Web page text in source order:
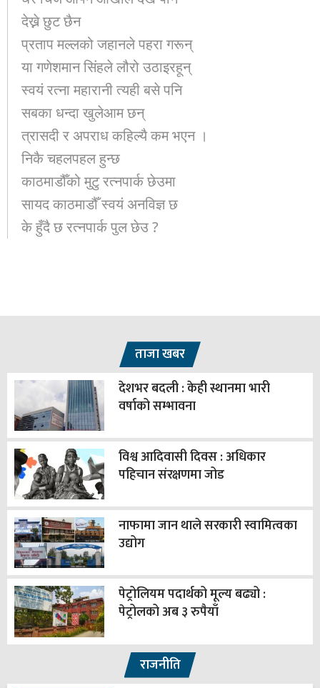
देख्ने छुट छैन
प्रताप मल्लको जहानले पहरा गरून्
या गणेशमान सिंहले लौरो उठाइरहून्
स्वयं रत्ना महारानी त्यही बसे पनि
सबका धन्दा खुलेआम छन्
त्रासदी र अपराध कहिल्यै कम भएन ।
निकै चहलपहल हुन्छ
काठमाडौँको मुटु रत्नपार्क छेउमा
सायद काठमाडौँ स्वयं अनविज्ञ छ
के हुँदै छ रत्नपार्क पुल छेउ ?
ताजा खबर
देशभर बदली : केही स्थानमा भारी
वर्षाको सम्भावना
विश्व आदिवासी दिवस : अधिकार
पहिचान संरक्षणमा जोड
नाफामा जान थाले सरकारी स्वामित्वका
उद्योग
पेट्रोलियम पदार्थको मूल्य बढ्यो :
पेट्रोलको अब ३ रुपैयाँ
राजनीति